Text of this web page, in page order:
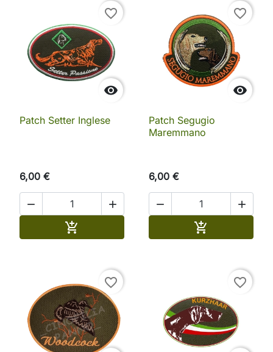

favorite_border
Patch Setter Inglese
6,00 €
 


favorite_border
Patch Segugio
Maremmano
6,00 €
 

favorite_border favorite_border